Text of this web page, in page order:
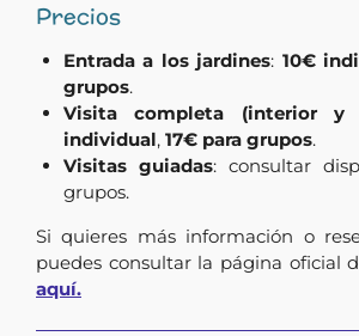
Precios
Entrada a los jardines: 10€
grupos.
Visita completa (interior y
individual, 17€ para grupos.
Visitas guiadas: consultar
grupos.
Si quieres más información o
puedes consultar la página oficial
aquí.